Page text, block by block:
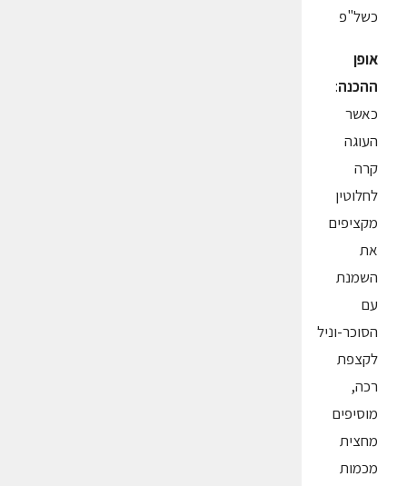
כשל"פ
אופן
ההכנה:
כאשר
העוגה
קרה
לחלוטין
מקציפים
את
השמנת
עם
הסוכר-וניל
לקצפת
רכה,
מוסיפים
מחצית
מכמות